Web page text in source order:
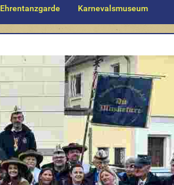
Ehrentanzgarde Karnevalsmuseum